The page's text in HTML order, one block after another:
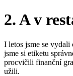
2. A v
I letos jsme se vydali
jsme si etiketu
procvičili finanční
užili.